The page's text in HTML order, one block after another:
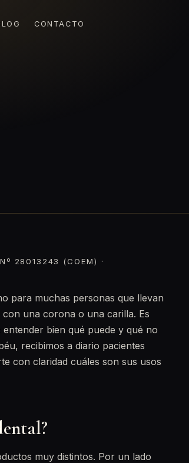
CONTACTO
28013243 (COEM) ·
para muchas personas que llevan
una corona o una carilla. Es
bien qué puede y qué no
recibimos a diario pacientes
con claridad cuáles son sus usos
muy distintos. Por un lado